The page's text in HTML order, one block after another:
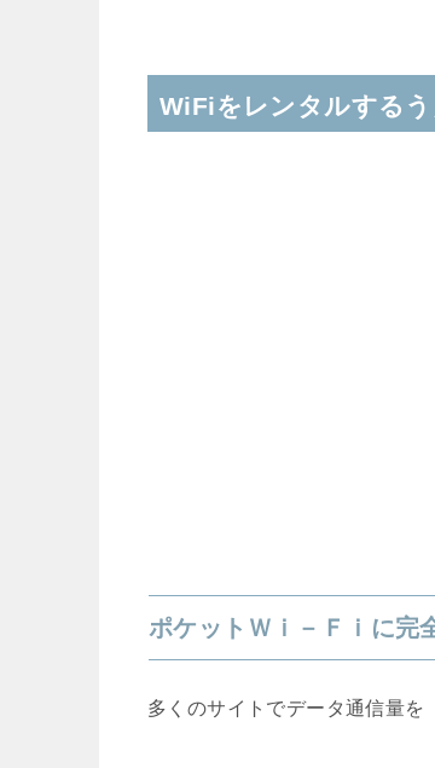
WiFiをレンタルする
ポケットＷｉ－Ｆｉに完
多くのサイトでデータ通信量を